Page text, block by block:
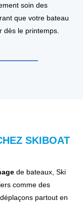
soin des
que votre bateau
dès le printemps.
SKIBOAT
de bateaux, Ski
comme des
partout en